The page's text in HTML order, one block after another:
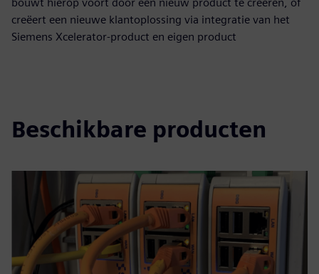
creëert een nieuwe klantoplossing via integratie van het
Siemens Xcelerator-product en eigen product
Beschikbare producten